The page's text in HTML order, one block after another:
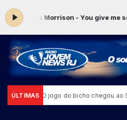
James Morrison - You give me
ÚLTIMASO jogo do bicho chegou ao